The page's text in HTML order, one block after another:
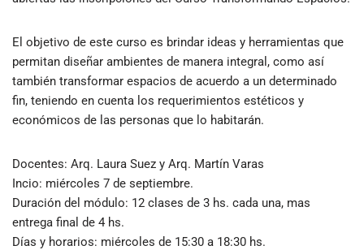
El objetivo de este curso es brindar ideas y herramientas que
permitan diseñar ambientes de manera integral, como así
también transformar espacios de acuerdo a un determinado
fin, teniendo en cuenta los requerimientos estéticos y
económicos de las personas que lo habitarán.
Docentes: Arq. Laura Suez y Arq. Martín Varas
Incio: miércoles 7 de septiembre.
Duración del módulo: 12 clases de 3 hs. cada una, mas
entrega final de 4 hs.
Días y horarios: miércoles de 15:30 a 18:30 hs.